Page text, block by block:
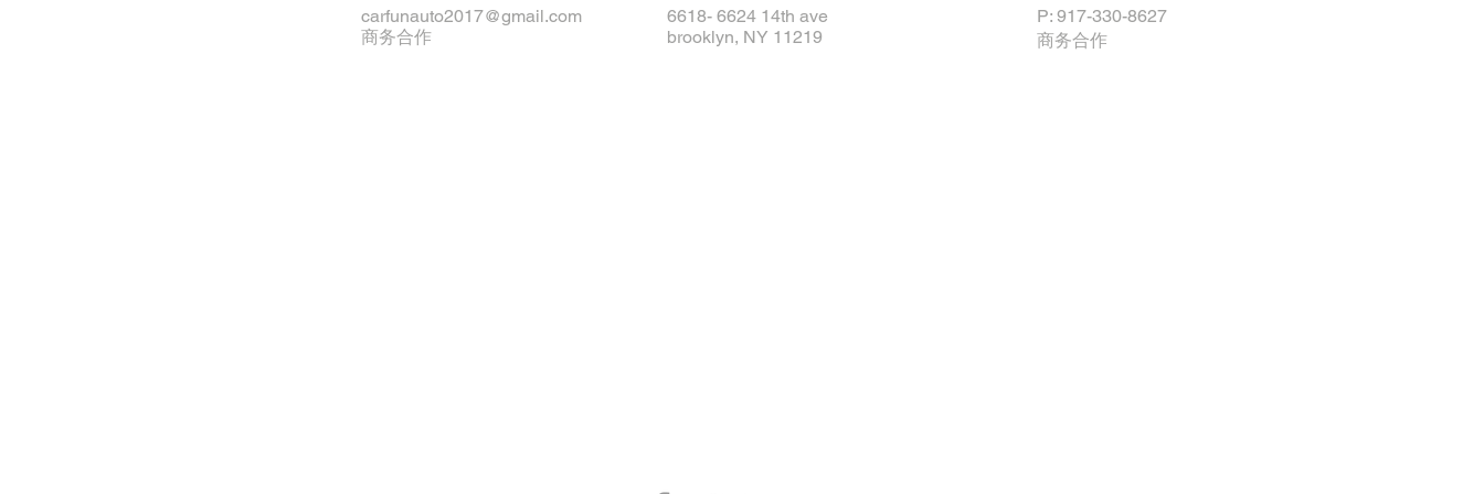
carfunauto2017@gmail.com
商务合作
6618- 6624 14th ave
brooklyn, NY 11219
P: 917-330-8627
​商务合作